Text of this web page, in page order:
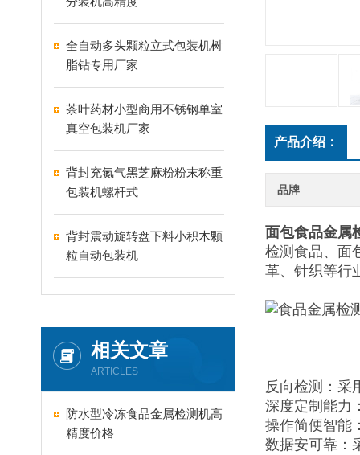
全自动多头颗粒立式包装机树
脂钻专用厂家
茶叶药材小型商用不锈钢单室
真空包装机厂家
背封充氮气黑芝麻粉粉末称重
包装机螺杆式
背封震动旋转盘下料小积木颗
粒自动包装机
相关文章
ARTICLES
防水型冷冻食品金属检测机高
精度价格
产品介绍：
品牌
面包食品金属
检测食品、面
革、针织等行
反向检测：采
深度定制能力
操作简便智能
数据安可靠：